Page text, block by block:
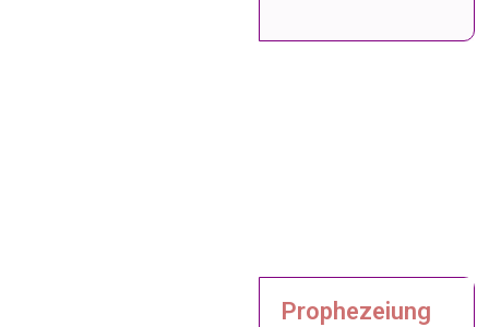
Prophezeiung